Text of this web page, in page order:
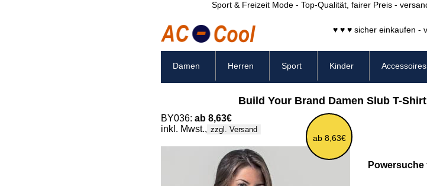
Sport & Freizeit Mode - Top-Qualität, fairer Preis -
♥ ♥ ♥ sicher einkaufen -
Damen Herren Sport Kinder Accessoires
Build Your Brand Damen Slub T-
ab 8,63€
BY036: ab 8,63€
inkl. Mwst., zzgl. Versand
Powersuche